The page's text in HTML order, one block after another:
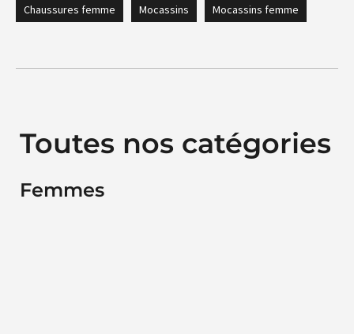
Chaussures femme Mocassins Mocassins femme
Toutes nos catégories
Femmes